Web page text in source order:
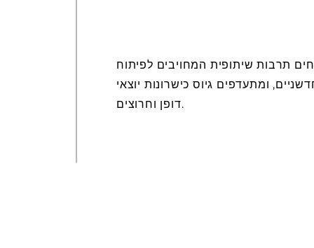
תרבות שיתופית המחויבים לפיתוח
ומתעדפים גיוס כישרונות יוצאי
דופן וחרוצים.